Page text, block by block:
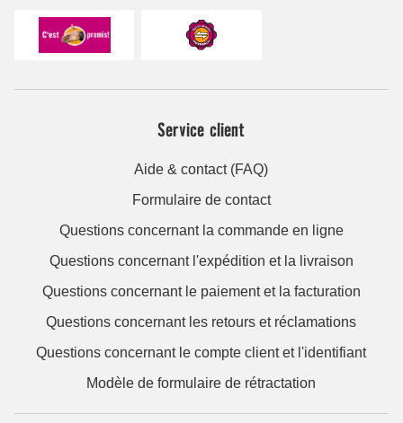
Service client
Aide & contact (FAQ)
Formulaire de contact
Questions concernant la commande en ligne
Questions concernant l'expédition et la livraison
Questions concernant le paiement et la facturation
Questions concernant les retours et réclamations
Questions concernant le compte client et l'identifiant
Modèle de formulaire de rétractation